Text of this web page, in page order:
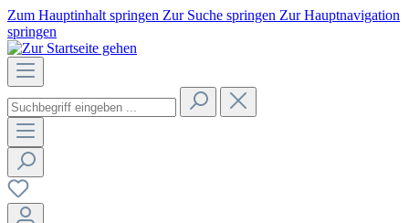
Zum Hauptinhalt springen Zur Suche springen Zur Hauptnavigation
springen